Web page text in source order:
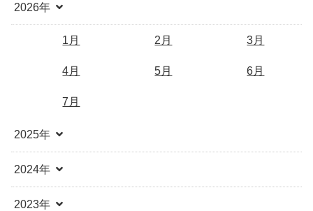
2026年
1月 2月 3月
4月 5月 6月
7月
2025年
2024年
2023年